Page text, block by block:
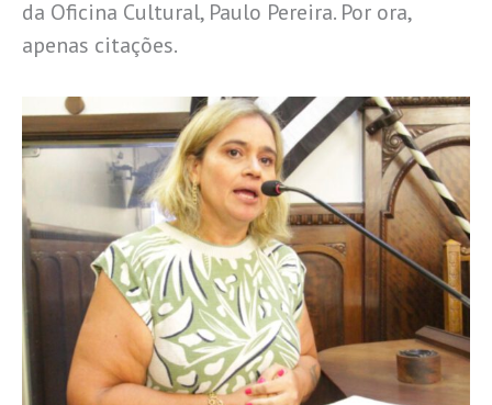
da Oficina Cultural, Paulo Pereira. Por ora,
apenas citações.